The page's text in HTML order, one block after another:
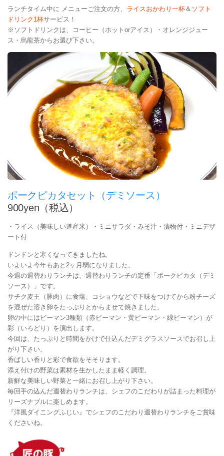
ランチタイム中に メニューご注文の方、 ライスおかわり一杯＆ ソフト
ドリンク1杯サービス！
※ソフトドリンクは、コーヒー（ホットorアイス）・オレンジジュー
ス・烏龍茶からお選び下さい。
ポークピカタセット（デミソース）
900yen（税込）
・ライス（美味しい道産米）・ミニサラダ・みそ汁・漬物付・ミニデザ
ート付
ドンドンと寒くなってきましたね。
いよいよ今年もあと2ヶ月弱になりました。
今週の週替わりランチは、週替わりランチの定番「ポークピカタ（デミ
ソース）」です。
サチク麦王（豚肉）に食塩、コショウなどで下味をつけてから粉チーズ
を混ぜた溶き卵をたっぷりとからませて焼きました。
卵の中にはビーマン3種類（赤ピーマン・黄ピーマン・緑ピーマン）が
彩（いろどり）を演出します。
今回は、たっぷりと時間をかけで仕込んだデミグラスソースでお召し上
がり下さい。
香ばしい香りと彩で食欲をそそります。
添え付けの野菜は素材を生かしたまま軽く調理。
新鮮な美味しい野菜と一緒にお召し上がり下さい。
毎回手の込んだ週替わりランチは、シェフのこだわりが詰まった料理が
リーズナブルに楽しめます。
『洋風ダイニングふじい』でシェフのこだわり週替わりランチをご賞味
くださいね。